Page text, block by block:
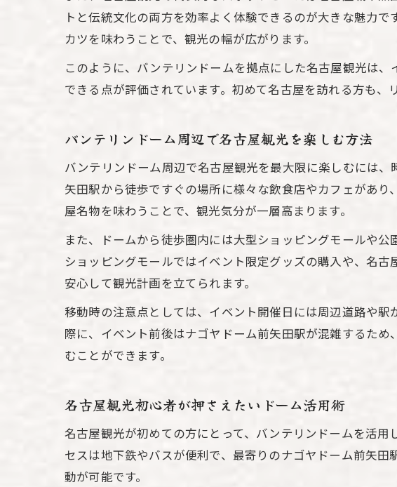
名古屋観
イベン
名古屋
名古屋
名古屋観
名古屋観
トと伝統文化の両方を効率よく体験できるのが大きな魅力
カツを味わうことで、観光の幅が広がります。
このように、バンテリンドームを拠点にした名古屋観光は
できる点が評価されています。初めて名古屋を訪れる方も、
バンテリンドーム周辺で名古屋観光を楽しむ方法
バンテリンドーム周辺で名古屋観光を最大限に楽しむには
矢田駅から徒歩ですぐの場所に様々な飲食店やカフェがあ
屋名物を味わうことで、観光気分が一層高まります。
また、ドームから徒歩圏内には大型ショッピングモールや
ショッピングモールではイベント限定グッズの購入や、名
安心して観光計画を立てられます。
移動時の注意点としては、イベント開催日には周辺道路や
際に、イベント前後はナゴヤドーム前矢田駅が混雑するた
むことができます。
名古屋観光初心者が押さえたいドーム活用術
名古屋観光が初めての方にとって、バンテリンドームを活
セスは地下鉄やバスが便利で、最寄りのナゴヤドーム前矢
動が可能です。